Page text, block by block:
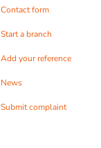
Contact form
Start a branch
Add your reference
News
Submit complaint